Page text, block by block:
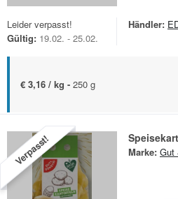
Leider verpasst!
Gültig: 19.02. - 25.02.
Händler:
€ 3,16 / kg - 250 g
Verpasst! Marke: Gut